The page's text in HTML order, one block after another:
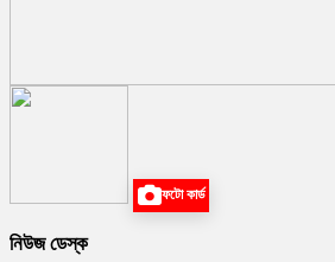
ফটো কার্ড
নিউজ ডেস্ক